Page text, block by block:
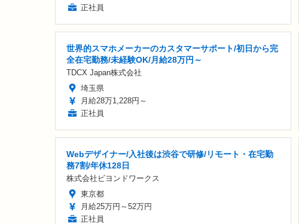
正社員
世界的スマホメーカーのカスタマーサポート/初日から完
全在宅勤務/未経験OK/月給28万円～
TDCX Japan株式会社
埼玉県
月給28万1,228円～
正社員
Webデザイナー/入社後は渋谷で研修/リモート・在宅勤
務7割/年休128日
株式会社ビヨンドワークス
東京都
月給25万円～52万円
正社員